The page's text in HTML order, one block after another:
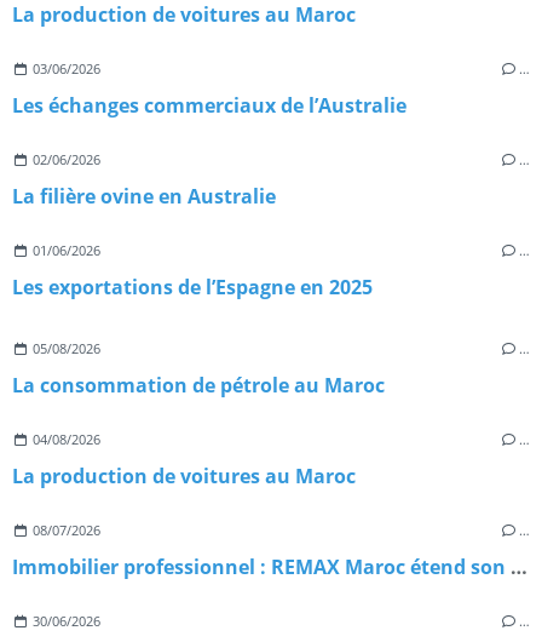
La production de voitures au Maroc
03/06/2026 …
Les échanges commerciaux de l’Australie
02/06/2026 …
La filière ovine en Australie
01/06/2026 …
Les exportations de l’Espagne en 2025
05/08/2026 …
La consommation de pétrole au Maroc
04/08/2026 …
La production de voitures au Maroc
08/07/2026 …
Immobilier professionnel : REMAX Maroc étend son réseau avec une nouvelle agence à Casablanca
30/06/2026 …